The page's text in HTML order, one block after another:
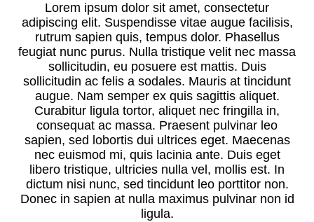
Lorem ipsum dolor sit amet, consectetur
adipiscing elit. Suspendisse vitae augue facilisis,
rutrum sapien quis, tempus dolor. Phasellus
feugiat nunc purus. Nulla tristique velit nec massa
sollicitudin, eu posuere est mattis. Duis
sollicitudin ac felis a sodales. Mauris at tincidunt
augue. Nam semper ex quis sagittis aliquet.
Curabitur ligula tortor, aliquet nec fringilla in,
consequat ac massa. Praesent pulvinar leo
sapien, sed lobortis dui ultrices eget. Maecenas
nec euismod mi, quis lacinia ante. Duis eget
libero tristique, ultricies nulla vel, mollis est. In
dictum nisi nunc, sed tincidunt leo porttitor non.
Donec in sapien at nulla maximus pulvinar non id
ligula.